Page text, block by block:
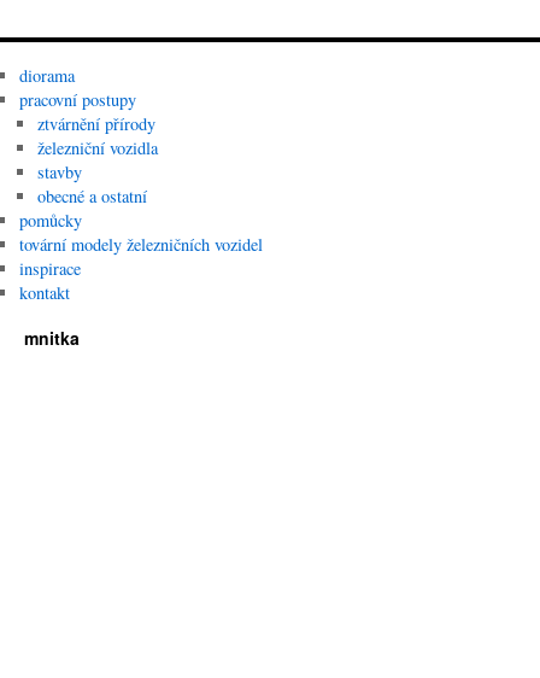
diorama
pracovní postupy
ztvárnění přírody
železniční vozidla
stavby
obecné a ostatní
pomůcky
tovární modely železničních vozidel
inspirace
kontakt
mnitka